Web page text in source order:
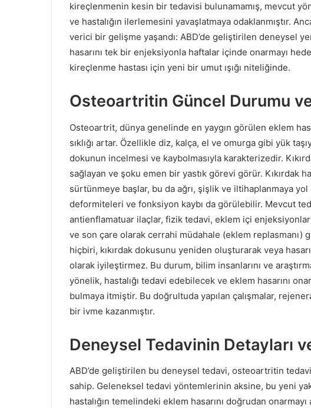
kireçlenmenin kesin bir tedavisi bulunamamış, mevcut
ve hastalığın ilerlemesini yavaşlatmaya odaklanmıştır.
verici bir gelişme yaşandı: ABD’de geliştirilen deneysel
hasarını tek bir enjeksiyonla haftalar içinde onarmayı
kireçlenme hastası için yeni bir umut ışığı niteliğinde.
Osteoartritin Güncel Durumu
Osteoartrit, dünya genelinde en yaygın görülen eklem
sıklığı artar. Özellikle diz, kalça, el ve omurga gibi yük
dokunun incelmesi ve kaybolmasıyla karakterizedir.
sağlayan ve şoku emen bir yastık görevi görür. Kıkırdak
sürtünmeye başlar, bu da ağrı, şişlik ve iltihaplanmaya
deformiteleri ve fonksiyon kaybı da görülebilir. Mevcut
antienflamatuar ilaçlar, fizik tedavi, eklem içi
ve son çare olarak cerrahi müdahale (eklem
hiçbiri, kıkırdak dokusunu yeniden oluşturarak veya
olarak iyileştirmez. Bu durum, bilim insanlarını ve
yönelik, hastalığı tedavi edebilecek ve eklem hasarını
bulmaya itmiştir. Bu doğrultuda yapılan çalışmalar,
bir ivme kazanmıştır.
Deneysel Tedavinin Detayları
ABD’de geliştirilen bu deneysel tedavi, osteoartritin
sahip. Geleneksel tedavi yöntemlerinin aksine, bu yeni
hastalığın temelindeki eklem hasarını doğrudan